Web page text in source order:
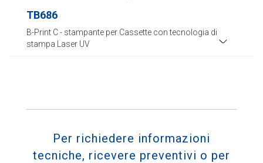
TB686
B-Print C - stampante per Cassette con tecnologia di
stampa Laser UV
Per richiedere informazioni
tecniche, ricevere preventivi o per